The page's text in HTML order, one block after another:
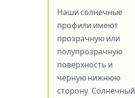
Наши солнечные
профили имеют
прозрачную или
полупрозрачную
поверхность и
чёрную нижнюю
сторону. Солнечный